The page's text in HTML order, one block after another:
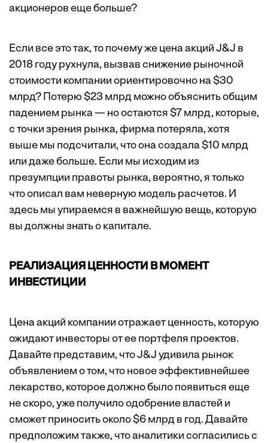
акционеров еще больше?
Если все это так, то почему же цена акций J&J в
2018 году рухнула, вызвав снижение рыночной
стоимости компании ориентировочно на $30
млрд? Потерю $23 млрд можно объяснить общим
падением рынка — но остаются $7 млрд, которые,
с точки зрения рынка, фирма потеряла, хотя
выше мы подсчитали, что она создала $10 млрд
или даже больше. Если мы исходим из
презумпции правоты рынка, вероятно, я только
что описал вам неверную модель расчетов. И
здесь мы упираемся в важнейшую вещь, которую
вы должны знать о капитале.
РЕАЛИЗАЦИЯ ЦЕННОСТИ В МОМЕНТ
ИНВЕСТИЦИИ
Цена акций компании отражает ценность, которую
ожидают инвесторы от ее портфеля проектов.
Давайте представим, что J&J удивила рынок
объявлением о том, что новое эффективнейшее
лекарство, которое должно было появиться еще
не скоро, уже получило ­одобрение ­властей и
сможет приносить около $6 млрд в год. Давайте
предположим также, что аналитики согласились с